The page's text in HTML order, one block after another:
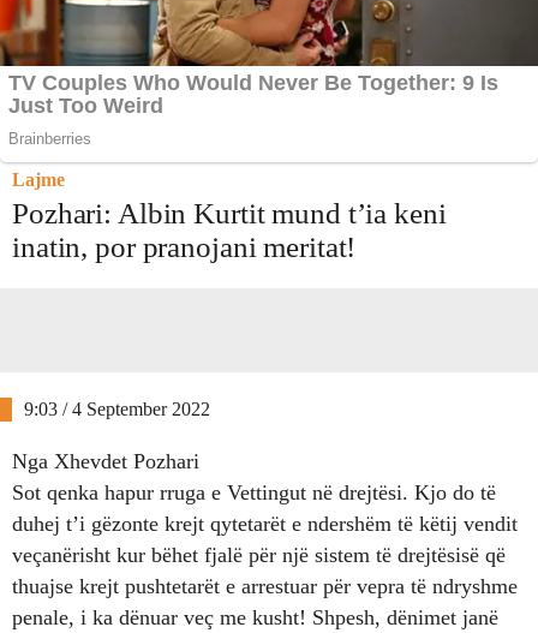
Lajme
Pozhari: Albin Kurtit mund t’ia keni
inatin, por pranojani meritat!
9:03 / 4 September 2022
Nga Xhevdet Pozhari
Sot qenka hapur rruga e Vettingut në drejtësi. Kjo do të
duhej t’i gëzonte krejt qytetarët e ndershëm të këtij vendit
veçanërisht kur bëhet fjalë për një sistem të drejtësisë që
thuajse krejt pushtetarët e arrestuar për vepra të ndryshme
penale, i ka dënuar veç me kusht! Shpesh, dënimet janë